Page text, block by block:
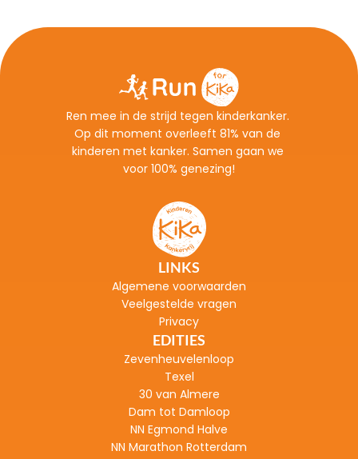
Ren mee in de strijd tegen kinderkanker.
Op dit moment overleeft 81% van de
kinderen met kanker. Samen gaan we
voor 100% genezing!
LINKS
Algemene voorwaarden
Veelgestelde vragen
Privacy
EDITIES
Zevenheuvelenloop
Texel
30 van Almere
Dam tot Damloop
NN Egmond Halve
NN Marathon Rotterdam